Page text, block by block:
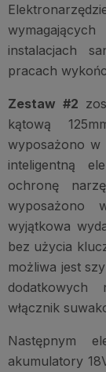
instalacjach
pracach
Zestaw #2
kątową
wyposażono w
inteligentną
ochronę
wyposażono
wyjątkowa
bez użycia
możliwa jest
dodatkowych
włącznik
Następnym
akumulatory